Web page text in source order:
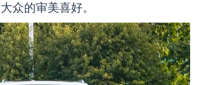
众的审美喜好。